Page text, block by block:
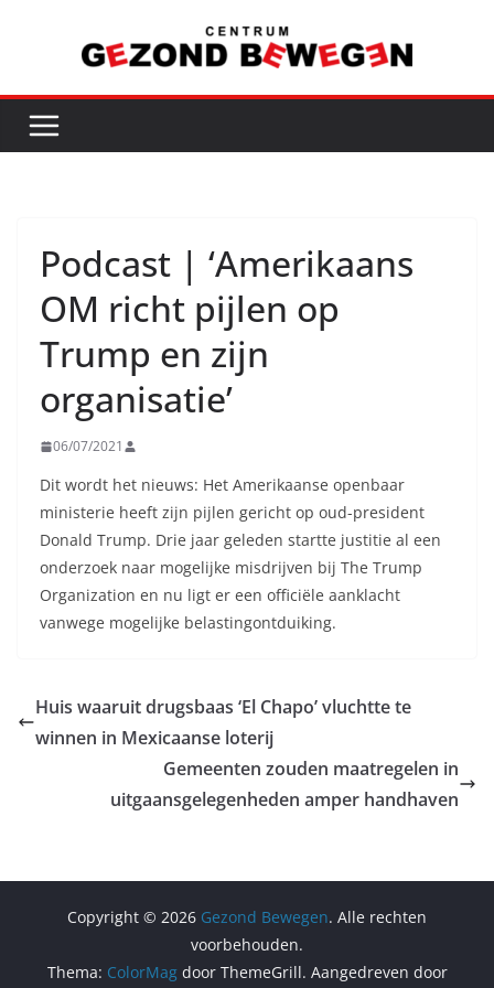
inhoud
Podcast | ‘Amerikaans
OM richt pijlen op
Trump en zijn
organisatie’
06/07/2021
Dit wordt het nieuws: Het Amerikaanse openbaar
ministerie heeft zijn pijlen gericht op oud-president
Donald Trump. Drie jaar geleden startte justitie al een
onderzoek naar mogelijke misdrijven bij The Trump
Organization en nu ligt er een officiële aanklacht
vanwege mogelijke belastingontduiking.
Huis waaruit drugsbaas ‘El Chapo’ vluchtte te
winnen in Mexicaanse loterij
Gemeenten zouden maatregelen in
uitgaansgelegenheden amper handhaven
Copyright © 2026 Gezond Bewegen. Alle rechten
voorbehouden.
Thema: ColorMagdoor ThemeGrill. Aangedreven door